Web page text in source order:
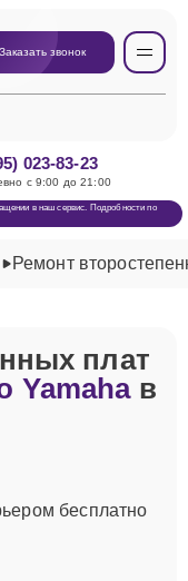
Заказать звонок
023-83-23
с 9:00 до 21:00
в наш сервис. Подробности по
Ремонт
плат
Yamahaв
бесплатно